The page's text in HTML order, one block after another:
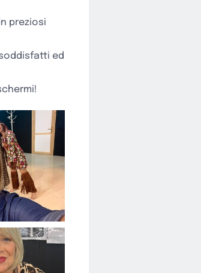
preziosi
ed